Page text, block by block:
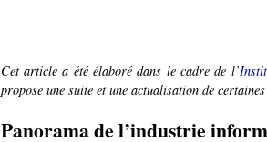
Cet article a été élaboré dans le cadre de l’
propose une suite et une actualisation de
Panorama de l’industrie